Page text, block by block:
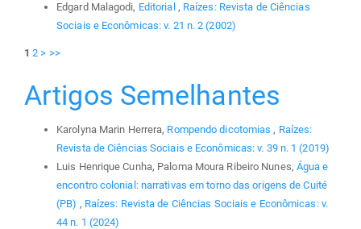
Edgard Malagodi, Editorial , Raízes: Revista de Ciências
Sociais e Econômicas: v. 21 n. 2 (2002)
1 2 > >>
Artigos Semelhantes
Karolyna Marin Herrera, Rompendo dicotomias , Raízes:
Revista de Ciências Sociais e Econômicas: v. 39 n. 1 (2019)
Luis Henrique Cunha, Paloma Moura Ribeiro Nunes, Água e
encontro colonial: narrativas em torno das origens de Cuité
(PB) , Raízes: Revista de Ciências Sociais e Econômicas: v.
44 n. 1 (2024)